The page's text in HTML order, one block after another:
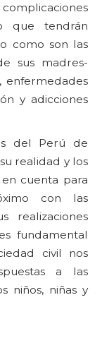
que tendrán
como son las
sus madres-
enfermedades
y adicciones
del Perú de
realidad y los
cuenta para
con las
realizaciones
fundamental
civil nos
a las
niños, niñas y